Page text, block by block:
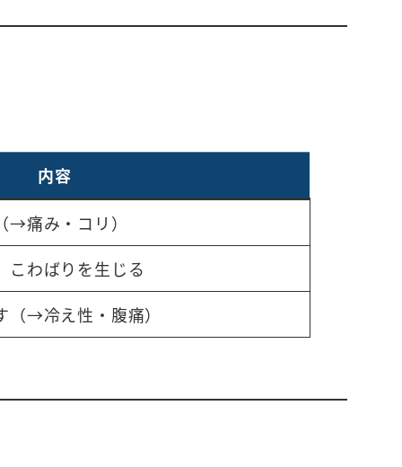
内容
→痛み・コリ）
こわばりを生じる
（→冷え性・腹痛）